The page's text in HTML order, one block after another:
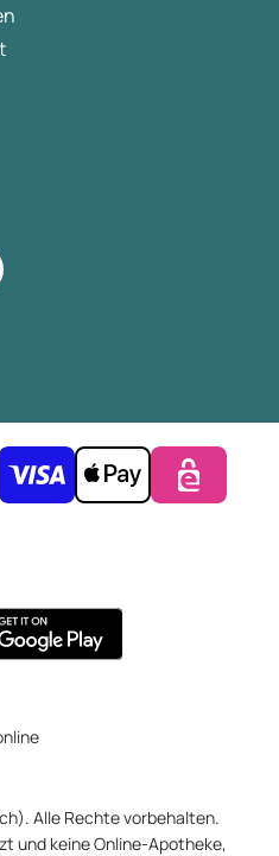
Alle Rechte vorbehalten.
und keine Online-Apotheke,